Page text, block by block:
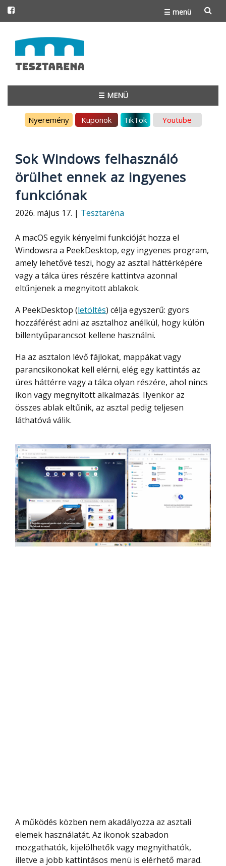
☰ menü
to
content
☰ MENÜ
Nyeremény Kuponok TikTok Youtube
Sok Windows felhasználó
örülhet ennek az ingyenes
funkciónak
2026. május 17. | Tesztaréna
A macOS egyik kényelmi funkcióját hozza el
Windowsra a PeekDesktop, egy ingyenes program,
amely lehetővé teszi, hogy az asztal háttérképére
vagy a tálca üres részére kattintva azonnal
eltűnjenek a megnyitott ablakok.
A PeekDesktop (letöltés) célja egyszerű: gyors
hozzáférést adni az asztalhoz anélkül, hogy külön
billentyűparancsot kellene használni.
Ha az asztalon lévő fájlokat, mappákat vagy
parancsikonokat kell elérni, elég egy kattintás az
üres háttérre vagy a tálca olyan részére, ahol nincs
ikon vagy megnyitott alkalmazás. Ilyenkor az
összes ablak eltűnik, az asztal pedig teljesen
láthatóvá válik.
A működés közben nem akadályozza az asztali
elemek használatát. Az ikonok szabadon
mozgathatók, kijelölhetők vagy megnyithatók,
illetve a jobb kattintásos menü is elérhető marad.